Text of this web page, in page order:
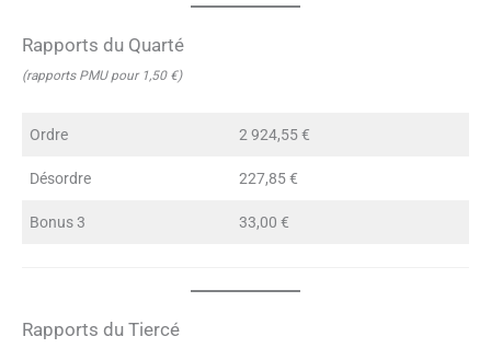
Rapports du Quarté
(rapports PMU pour 1,50 €)
Ordre 2 924,55 €
Désordre 227,85 €
Bonus 3 33,00 €
Rapports du Tiercé